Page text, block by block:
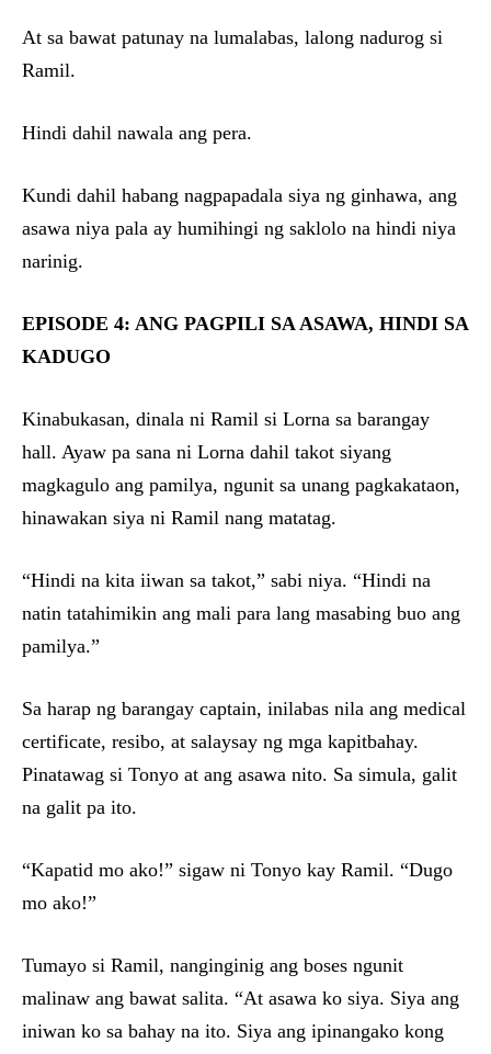
At sa bawat patunay na lumalabas, lalong nadurog si
Ramil.
Hindi dahil nawala ang pera.
Kundi dahil habang nagpapadala siya ng ginhawa, ang
asawa niya pala ay humihingi ng saklolo na hindi niya
narinig.
EPISODE 4: ANG PAGPILI SA ASAWA, HINDI SA
KADUGO
Kinabukasan, dinala ni Ramil si Lorna sa barangay
hall. Ayaw pa sana ni Lorna dahil takot siyang
magkagulo ang pamilya, ngunit sa unang pagkakataon,
hinawakan siya ni Ramil nang matatag.
“Hindi na kita iiwan sa takot,” sabi niya. “Hindi na
natin tatahimikin ang mali para lang masabing buo ang
pamilya.”
Sa harap ng barangay captain, inilabas nila ang medical
certificate, resibo, at salaysay ng mga kapitbahay.
Pinatawag si Tonyo at ang asawa nito. Sa simula, galit
na galit pa ito.
“Kapatid mo ako!” sigaw ni Tonyo kay Ramil. “Dugo
mo ako!”
Tumayo si Ramil, nanginginig ang boses ngunit
malinaw ang bawat salita. “At asawa ko siya. Siya ang
iniwan ko sa bahay na ito. Siya ang ipinangako kong